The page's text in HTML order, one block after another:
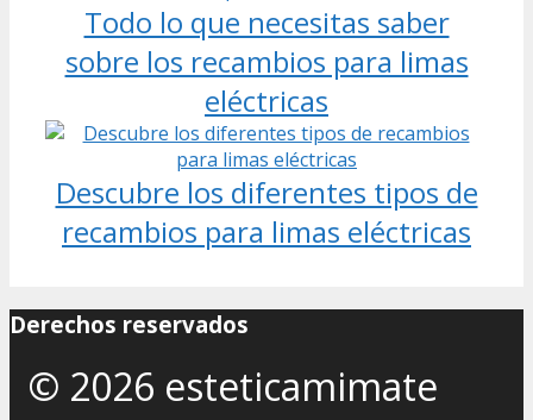
Todo lo que necesitas saber
sobre los recambios para limas
eléctricas
Descubre los diferentes tipos de
recambios para limas eléctricas
Derechos reservados
© 2026 esteticamimate